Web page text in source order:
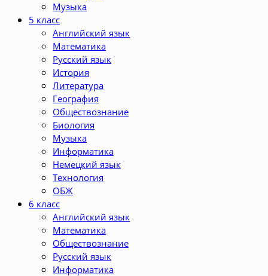
Музыка
5 класс
Английский язык
Математика
Русский язык
История
Литература
География
Обществознание
Биология
Музыка
Информатика
Немецкий язык
Технология
ОБЖ
6 класс
Английский язык
Математика
Обществознание
Русский язык
Информатика